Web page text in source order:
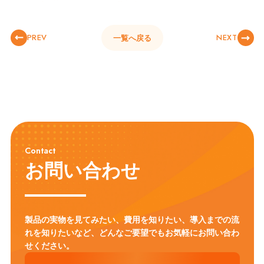
PREV 一覧へ戻る NEXT
Contact
お問い合わせ
製品の実物を見てみたい、費用を知りたい、導入までの流
れを知りたいなど、
どんなご要望でもお気軽にお問い合わ
せください。